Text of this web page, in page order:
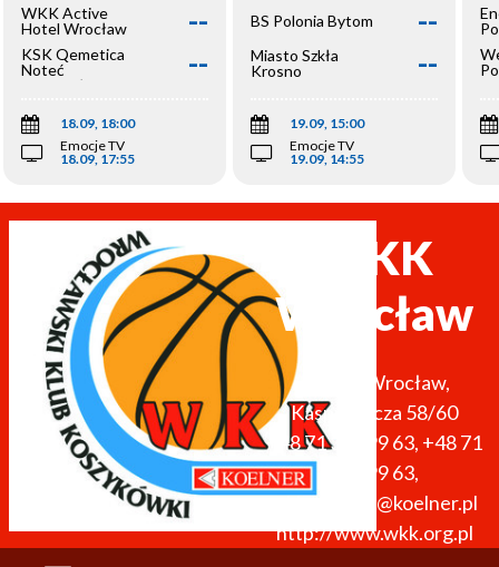
WKK Active
Hotel Wrocław
--
KSK Qemetica
Noteć
Inowrocław
--
18.09, 18:00
Emocje TV
18.09, 17:55
BS Polonia Bytom --
Miasto Szkła
Krosno
--
19.09, 15:00
Emocje TV
19.09, 14:55
WKK
Wrocław
Wrocław,
Kasprowicza 58/60
+48 71 327 99 63, +48 71
327 99 63,
wkk.obiekty@koelner.pl
http://www.wkk.org.pl